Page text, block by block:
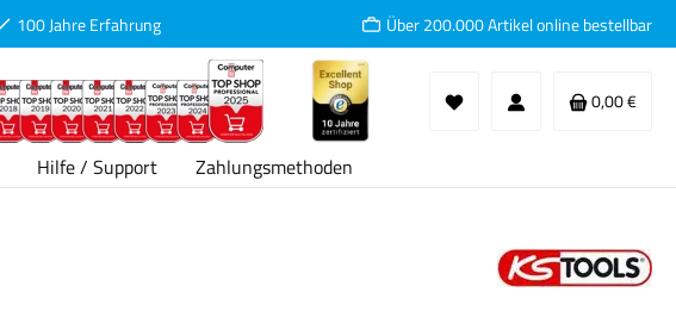
100 Jahre Erfahrung Über 200.000 Artikel online bestellbar
0,00 €
Hilfe / Support Zahlungsmethoden